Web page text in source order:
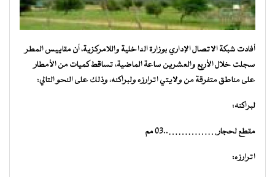
أفادت شبكة الاتصال الإداري بوزارة الداخلية واللامركزية، أن مقاييس المطر
سجلت خلال الأربع والعشرين ساعة الماضية، تساقط كميات من الأمطار
على مناطق متفرقة من ولايتي اترارزه ولبراكنه، وذلك على النحو التالي:
لبراكنه:
مقطع لحجار……………..03 مم
اترارزه: